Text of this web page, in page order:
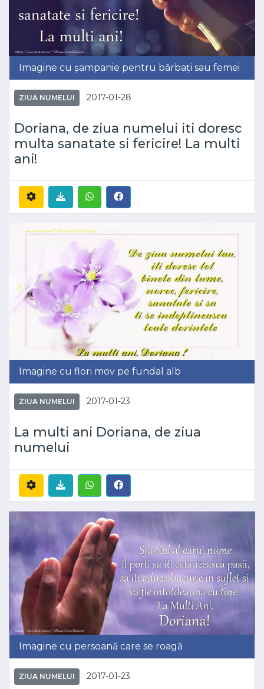
Imagine cu șampanie pentru bărbați sau femei
ZIUA NUMELUI 2017-01-28
Doriana, de ziua numelui iti doresc
multa sanatate si fericire! La multi
ani!
Imagine cu flori mov pe fundal alb
ZIUA NUMELUI 2017-01-23
La multi ani Doriana, de ziua
numelui
Imagine cu persoană care se roagă
ZIUA NUMELUI 2017-01-23